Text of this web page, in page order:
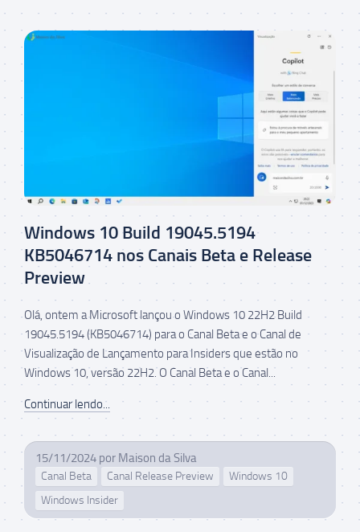
Windows 10 Build 19045.5194
KB5046714 nos Canais Beta e Release
Preview
Olá, ontem a Microsoft lançou o Windows 10 22H2 Build
19045.5194 (KB5046714) para o Canal Beta e o Canal de
Visualização de Lançamento para Insiders que estão no
Windows 10, versão 22H2. O Canal Beta e o Canal...
Continuar lendo...
15/11/2024 por Maison da Silva
Canal Beta Canal Release Preview
Windows 10
Windows Insider